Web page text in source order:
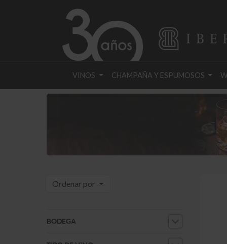
VINOS CHAMPAÑA Y ESPUMOSOS
Ordenar por
BODEGA